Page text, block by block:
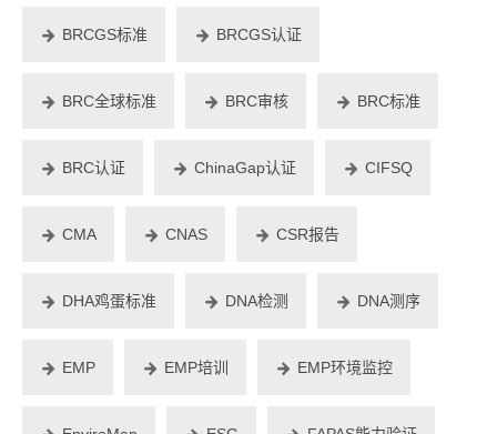
BRCGS标准 BRCGS认证
BRC全球标准 BRC审核 BRC标准
BRC认证 ChinaGap认证 CIFSQ
CMA CNAS CSR报告
DHA鸡蛋标准 DNA检测 DNA测序
EMP EMP培训 EMP环境监控